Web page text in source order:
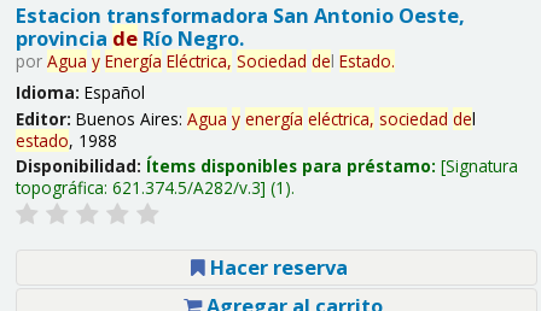
Estacion transformadora San Antonio Oeste,
provincia deRío Negro.
por Agua y Energía Eléctrica, Sociedad del Estado.
Idioma: Español
Editor: Buenos Aires: Agua y energía eléctrica, sociedad del
estado, 1988
Disponibilidad: Ítems disponibles para préstamo: Signatura
topográfica: 621.374.5/A282/v.3 (1).
Hacer reserva
Agregar al carrito